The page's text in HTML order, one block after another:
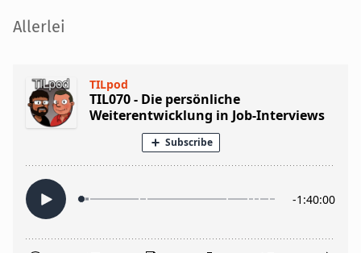
Seitenleiste
Allerlei